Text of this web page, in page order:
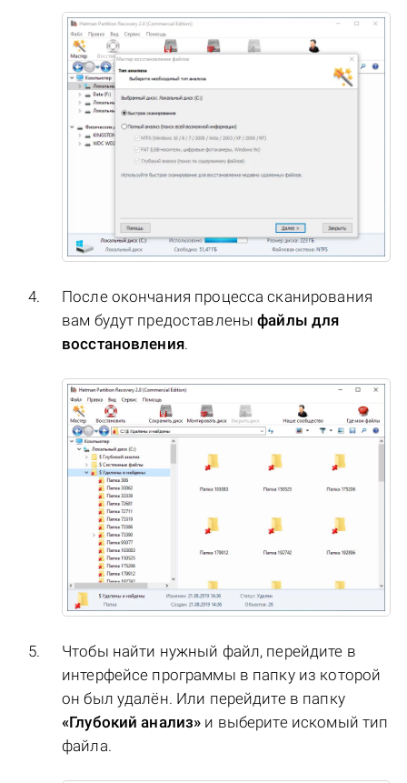
После окончания процесса сканирования
вам будут предоставленыфайлы для
восстановления.
Чтобы найти нужный файл, перейдите в
интерфейсе программы в папку из которой
он был удалён. Или перейдите в папку
«Глубокий анализ» и выберите искомый тип
файла.